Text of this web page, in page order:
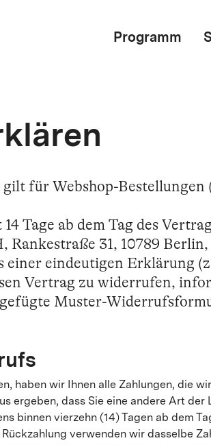
Programm
für Webshop-
Tage ab dem Tag des
Rankestraße 31, 10789
eindeutigen Erklärung
Vertrag zu widerrufen,
Muster-
haben wir Ihnen alle Zahlungen, die
ergeben, dass Sie eine andere Art
binnen vierzehn (14) Tagen ab dem
verwenden wir dasselbe